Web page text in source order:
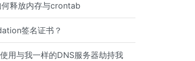
释放内存与crontab
签名证书？
用与我一样的DNS服务器劫持我
(yes/no)?" send "yes\r" interact